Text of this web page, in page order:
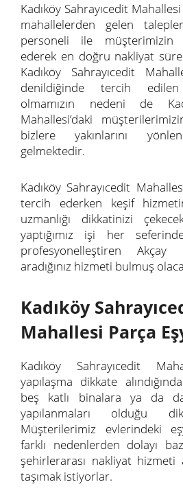
Kadıköy Sahrayıcedit
mahallelerden gelen
personeli ile müşterimizin
ederek en doğru nakliyat
Kadıköy Sahrayıcedit
denildiğinde tercih
olmamızın nedeni de
Mahallesi’daki
bizlere yakınlarını
gelmektedir.
Kadıköy Sahrayıcedit
tercih ederken keşif
uzmanlığı dikkatinizi
yaptığımız işi her
profesyonelleştiren
aradığınız hizmeti bulmuş
Kadıköy
Mahallesi Parça
Kadıköy Sahrayıcedit
yapılaşma dikkate
beş katlı binalara ya da
yapılanmaları olduğu
Müşterilerimiz evlerindeki
farklı nedenlerden dolayı
şehirlerarası nakliyat hizmeti
taşımak istiyorlar.